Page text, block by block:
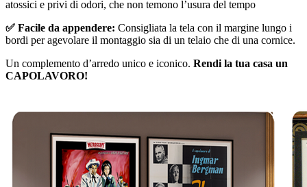
atossici e privi di odori, che non temono l’usura del tempo
✅ Facile da appendere: Consigliata la tela con il margine lungo i
bordi per agevolare il montaggio sia di un telaio che di una cornice.
Un complemento d’arredo unico e iconico. Rendi la tua casa un
CAPOLAVORO!